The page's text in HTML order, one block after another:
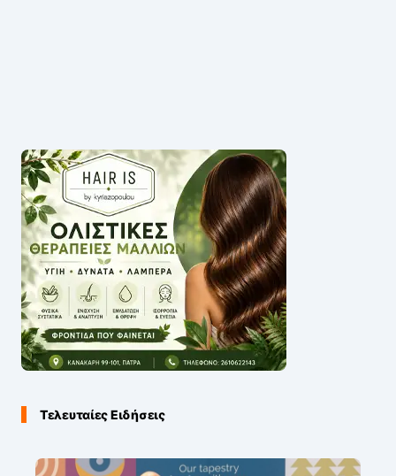
Τελευταίες Ειδήσεις